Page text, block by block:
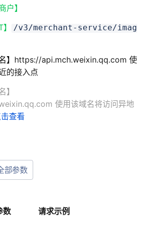
户】
/v3/merchant-service/imag
】 https://api.mch.weixin.qq.com 使
的接入点
使用该域名将访问异地
查看
部参数
数 请求示例